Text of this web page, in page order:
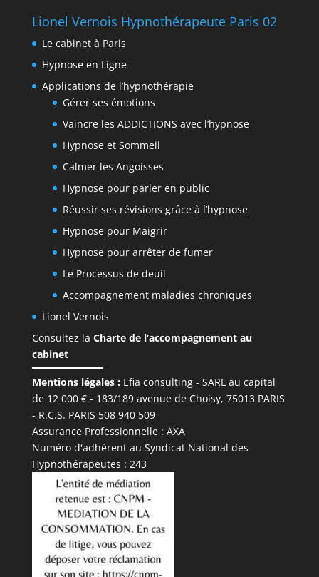
Lionel Vernois Hypnothérapeute Paris 02
Le cabinet à Paris
Hypnose en Ligne
Applications de l’hypnothérapie
Gérer ses émotions
Vaincre les ADDICTIONS avec l’hypnose
Hypnose et Sommeil
Calmer les Angoisses
Hypnose pour parler en public
Réussir ses révisions grâce à l’hypnose
Hypnose pour Maigrir
Hypnose pour arrêter de fumer
Le Processus de deuil
Accompagnement maladies chroniques
Lionel Vernois
Consultez la Charte de l’accompagnement au
cabinet
Mentions légales :Efia consulting - SARL au capital
de 12 000 € - 183/189 avenue de Choisy, 75013 PARIS
- R.C.S. PARIS 508 940 509
Assurance Professionnelle : AXA
Numéro d'adhérent au Syndicat National des
Hypnothérapeutes : 243
Lionel Vernois
✦ Hypnothérapeute · Paris 2ème